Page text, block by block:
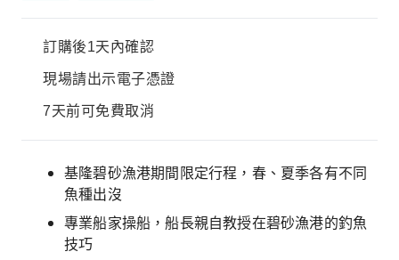
訂購後1天內確認
現場請出示電子憑證
7天前可免費取消
基隆碧砂漁港期間限定行程，春、夏季各有不同
魚種出沒
專業船家操船，船長親自教授在碧砂漁港的釣魚
技巧